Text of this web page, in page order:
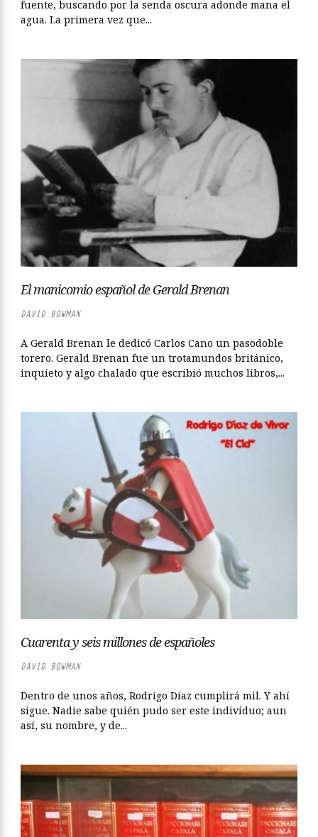
fuente, buscando por la senda oscura adonde mana el
agua. La primera vez que...
El manicomio español de Gerald Brenan
DAVID BOWMAN
A Gerald Brenan le dedicó Carlos Cano un pasodoble
torero. Gerald Brenan fue un trotamundos británico,
inquieto y algo chalado que escribió muchos libros,...
Cuarenta y seis millones de españoles
DAVID BOWMAN
Dentro de unos años, Rodrigo Díaz cumplirá mil. Y ahí
sigue. Nadie sabe quién pudo ser este individuo; aun
así, su nombre, y de...